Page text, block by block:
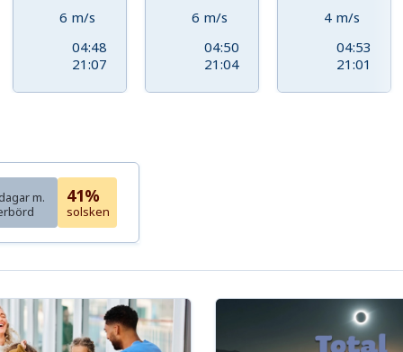
6 m/s
04:48
21:07
6 m/s
04:50
21:04
4 m/s
04:53
21:01
m.
41%
solsken